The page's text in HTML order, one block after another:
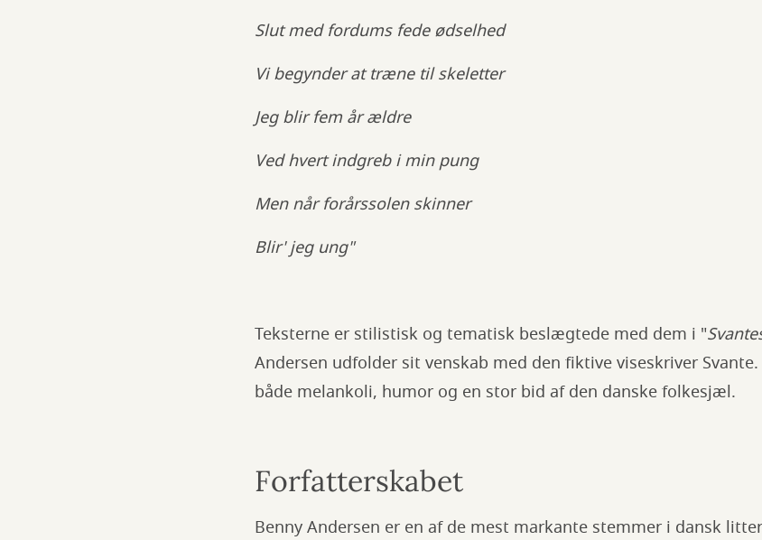
Slut med fordums fede ødselhed
Vi begynder at træne til skeletter
Jeg blir fem år ældre
Ved hvert indgreb i min pung
Men når forårssolen skinner
Blir' jeg ung"
Teksterne er stilistisk og tematisk beslægtede med dem i "
Andersen udfolder sit venskab med den fiktive viseskriver
både melankoli, humor og en stor bid af den danske folkesjæl.
Forfatterskabet
Benny Andersen er en af de mest markante stemmer i dansk